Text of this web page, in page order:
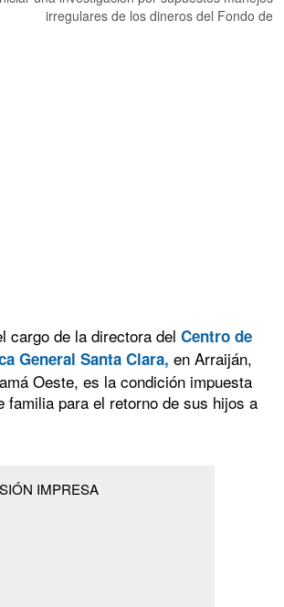
irregulares de los dineros del Fondo de
cargo de la directora del Centro de
General Santa Clara, en Arraiján,
Oeste, es la condición impuesta
familia para el retorno de sus hijos a
IMPRESA